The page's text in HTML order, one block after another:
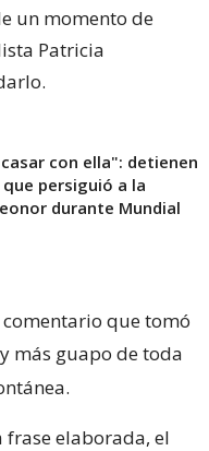
un momento de
Patricia
con ella": detienen
persiguió a la
durante Mundial
comentario que tomó
más guapo de toda
frase elaborada, el